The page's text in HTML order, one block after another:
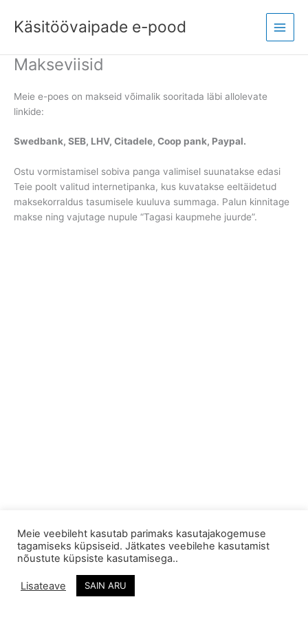
Käsitöövaipade e-pood
Main
Menu
Makseviisid
Meie e-poes on makseid võimalik sooritada läbi allolevate
linkide:
Swedbank, SEB, LHV, Citadele, Coop pank, Paypal.
Ostu vormistamisel sobiva panga valimisel suunatakse edasi
Teie poolt valitud internetipanka, kus kuvatakse eeltäidetud
maksekorraldus tasumisele kuuluva summaga. Palun kinnitage
makse ning vajutage nupule “Tagasi kaupmehe juurde”.
A.E Käsitöö OÜ
Swedbank:
Looga tee 9-5,
Pärnu, Pärnumaa
Tel: +372 55 667
Meie veebileht kasutab parimaks kasutajakogemuse
tagamiseks küpsiseid. Jätkates veebilehe kasutamist
nõustute küpsiste kasutamisega..
Lisateave SAIN ARU